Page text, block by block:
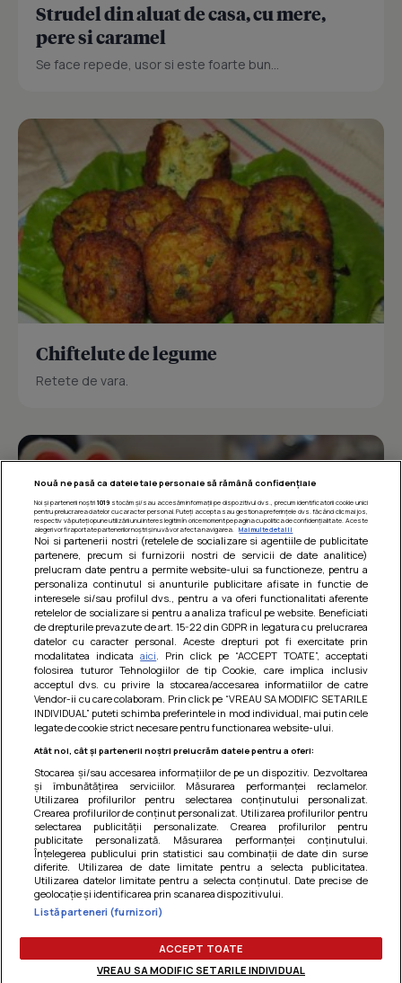
Strudel din aluat de casa, cu mere,
pere si caramel
Se face repede, usor si este foarte bun...
Chiftelute de legume
Retete de vara.
Barcute din vinete cu arpagic rosu
Un deliciu usor de preparat!
Termeni si conditii |
confidentialitate|Gestionați preferințele
Nouă ne pasă ca datele tale personale să rămână confidențiale
Noi și partenerii noștri 1019stocăm și/sau accesăm informații pe dispozitivul dvs., precum identificatorii cookie unici
pentru prelucrarea datelor cu caracter personal. Puteți accepta sau gestiona preferințele dvs. făcând clic mai jos,
respectiv vă puteți opune utilizării unui interes legitim în orice moment pe pagina cu politica de confidențialitate. Aceste
alegeri vor fi raportate partenerilor noștri și nu vă vor afecta navigarea.
Mai multe detalii
Noi si partenerii nostri (retelele de socializare si agentiile de publicitate
partenere, precum si furnizorii nostri de servicii de date analitice)
prelucram date pentru a permite website-ului sa functioneze, pentru a
personaliza continutul si anunturile publicitare afisate in functie de
interesele si/sau profilul dvs., pentru a va oferi functionalitati aferente
retelelor de socializare si pentru a analiza traficul pe website. Beneficiati
de drepturile prevazute de art. 15-22 din GDPR in legatura cu prelucrarea
datelor cu caracter personal. Aceste drepturi pot fi exercitate prin
modalitatea indicataaici . Prin click pe “ACCEPT TOATE”, acceptati
folosirea tuturor Tehnologiilor de tip Cookie, care implica inclusiv
acceptul dvs. cu privire la stocarea/accesarea informatiilor de catre
Vendor-ii cu care colaboram. Prin click pe “VREAU SA MODIFIC SETARILE
INDIVIDUAL” puteti schimba preferintele in mod individual, mai putin cele
legate de cookie strict necesare pentru functionarea website-ului.
Atât noi, cât și partenerii noștri prelucrăm datele pentru a oferi:
Stocarea și/sau accesarea informațiilor de pe un dispozitiv. Dezvoltarea
și îmbunătățirea serviciilor. Măsurarea performanței reclamelor.
Utilizarea profilurilor pentru selectarea conținutului personalizat.
Crearea profilurilor de conținut personalizat. Utilizarea profilurilor pentru
selectarea publicității personalizate. Crearea profilurilor pentru
publicitate personalizată. Măsurarea performanței conținutului.
Înțelegerea publicului prin statistici sau combinații de date din surse
diferite. Utilizarea de date limitate pentru a selecta publicitatea.
Utilizarea datelor limitate pentru a selecta conținutul. Date precise de
geolocație și identificarea prin scanarea dispozitivului.
Listă parteneri (furnizori)
ACCEPT TOATE
VREAU SA MODIFIC SETARILE INDIVIDUAL